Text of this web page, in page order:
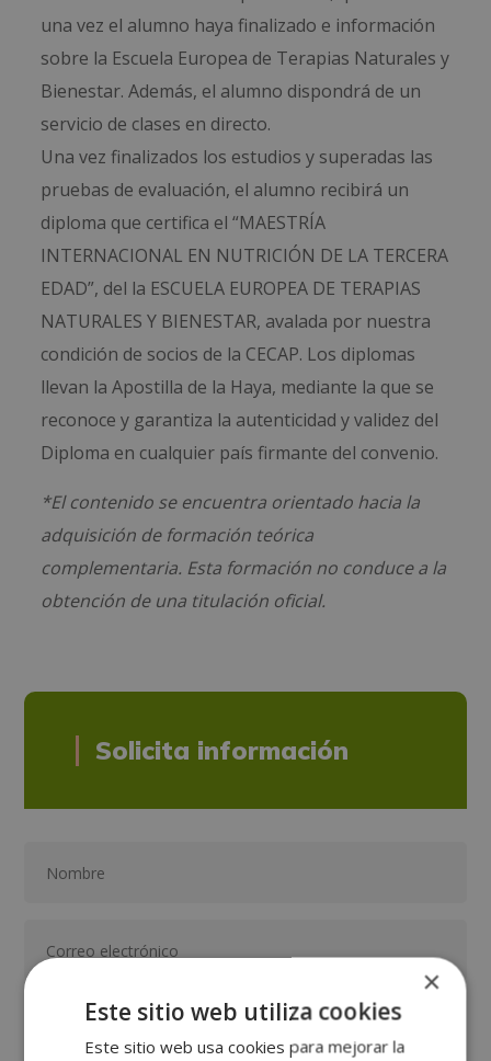
una vez el alumno haya finalizado e información
sobre la Escuela Europea de Terapias Naturales y
Bienestar. Además, el alumno dispondrá de un
servicio de clases en directo.
Una vez finalizados los estudios y superadas las
pruebas de evaluación, el alumno recibirá un
diploma que certifica el “MAESTRÍA
INTERNACIONAL EN NUTRICIÓN DE LA TERCERA
EDAD”, del la ESCUELA EUROPEA DE TERAPIAS
NATURALES Y BIENESTAR, avalada por nuestra
condición de socios de la CECAP. Los diplomas
llevan la Apostilla de la Haya, mediante la que se
reconoce y garantiza la autenticidad y validez del
Diploma en cualquier país firmante del convenio.
*El contenido se encuentra orientado hacia la
adquisición de formación teórica
complementaria. Esta formación no conduce a la
obtención de una titulación oficial.
Solicita información
×
Este sitio web utiliza cookies
Este sitio web usa cookies para mejorar la